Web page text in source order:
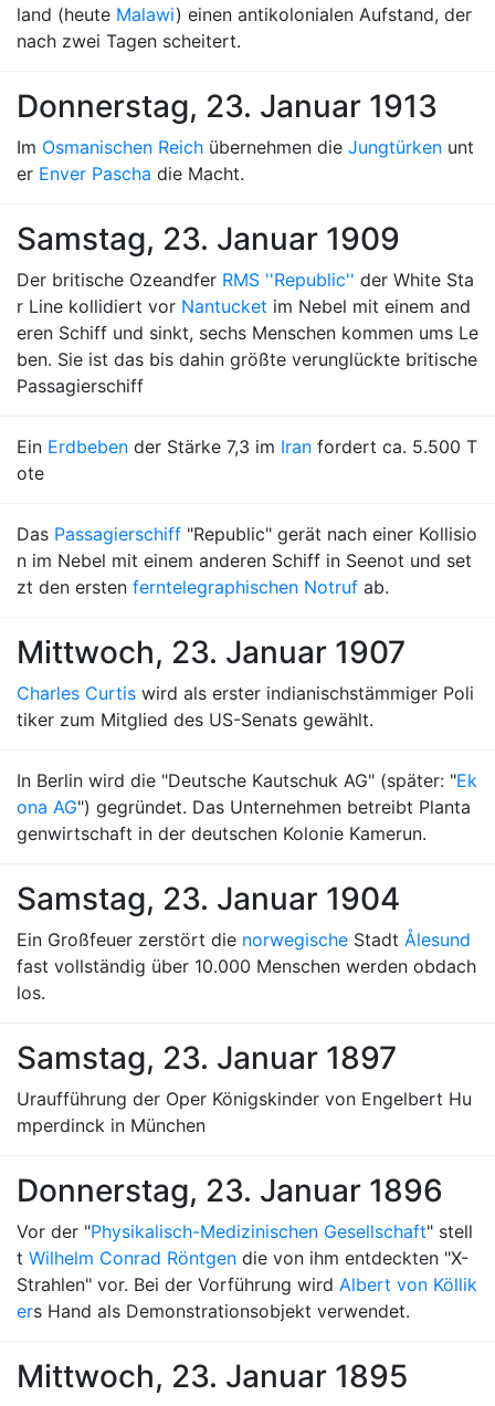
land (heute Malawi) einen antikolonialen Aufstand, der
nach zwei Tagen scheitert.
Donnerstag, 23. Januar 1913
Im Osmanischen Reich übernehmen die Jungtürken unt
er Enver Pascha die Macht.
Samstag, 23. Januar 1909
Der britische Ozeandfer RMS ''Republic'' der White Sta
r Line kollidiert vor Nantucket im Nebel mit einem and
eren Schiff und sinkt, sechs Menschen kommen ums Le
ben. Sie ist das bis dahin größte verunglückte britische
Passagierschiff
Ein Erdbeben der Stärke 7,3 im Iran fordert ca. 5.500 T
ote
Das Passagierschiff "Republic" gerät nach einer Kollisio
n im Nebel mit einem anderen Schiff in Seenot und set
zt den ersten ferntelegraphischen Notruf ab.
Mittwoch, 23. Januar 1907
Charles Curtis wird als erster indianischstämmiger Poli
tiker zum Mitglied des US-Senats gewählt.
In Berlin wird die "Deutsche Kautschuk AG" (später: "Ek
ona AG") gegründet. Das Unternehmen betreibt Planta
genwirtschaft in der deutschen Kolonie Kamerun.
Samstag, 23. Januar 1904
Ein Großfeuer zerstört die norwegische Stadt Ålesund
fast vollständig über 10.000 Menschen werden obdach
los.
Samstag, 23. Januar 1897
Uraufführung der Oper Königskinder von Engelbert Hu
mperdinck in München
Donnerstag, 23. Januar 1896
Vor der "Physikalisch-Medizinischen Gesellschaft" stell
t Wilhelm Conrad Röntgen die von ihm entdeckten "X-
Strahlen" vor. Bei der Vorführung wird Albert von Köllik
ers Hand als Demonstrationsobjekt verwendet.
Mittwoch, 23. Januar 1895